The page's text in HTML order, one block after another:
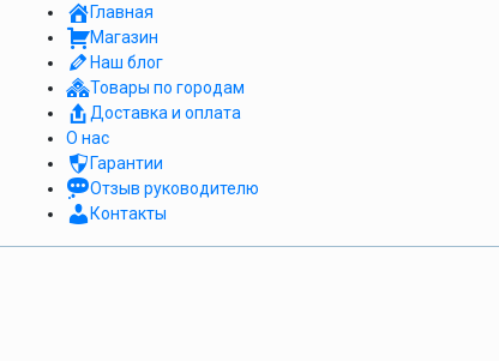
Главная
Магазин
Наш блог
Товары по городам
Доставка и оплата
О нас
Гарантии
Отзыв руководителю
Контакты